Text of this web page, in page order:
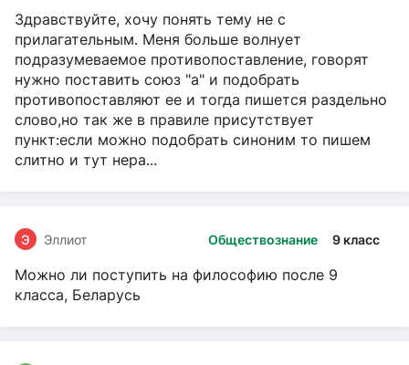
Здравствуйте, хочу понять тему не с
прилагательным. Меня больше волнует
подразумеваемое противопоставление, говорят
нужно поставить союз "а" и подобрать
противопоставляют ее и тогда пишется раздельно
слово,но так же в правиле присутствует
пункт:если можно подобрать синоним то пишем
слитно и тут нера...
Обществознание 9 класс
Э Эллиот
Можно ли поступить на философию после 9
класса, Беларусь